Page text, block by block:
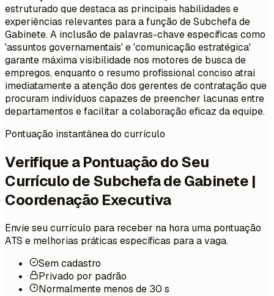
estruturado que destaca as principais habilidades e
experiências relevantes para a função de Subchefa de
Gabinete. A inclusão de palavras-chave específicas como
'assuntos governamentais' e 'comunicação estratégica'
garante máxima visibilidade nos motores de busca de
empregos, enquanto o resumo profissional conciso atrai
imediatamente a atenção dos gerentes de contratação que
procuram indivíduos capazes de preencher lacunas entre
departamentos e facilitar a colaboração eficaz da equipe.
Pontuação instantânea do currículo
Verifique a Pontuação do Seu
Currículo de Subchefa de Gabinete |
Coordenação Executiva
Envie seu currículo para receber na hora uma pontuação
ATS e melhorias práticas específicas para a vaga.
Sem cadastro
Privado por padrão
Normalmente menos de 30 s